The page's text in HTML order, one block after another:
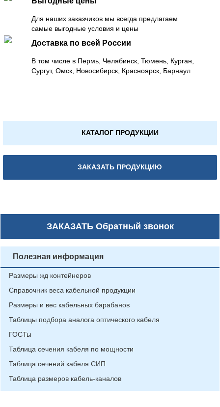
Для наших заказчиков мы всегда предлагаем
самые выгодные условия и цены
Доставка по всей России
В том числе в Пермь, Челябинск, Тюмень, Курган,
Сургут, Омск, Новосибирск, Красноярск, Барнаул
КАТАЛОГ ПРОДУКЦИИ
ЗАКАЗАТЬ ПРОДУКЦИЮ
ЗАКАЗАТЬОбратный звонок
Полезная информация
Размеры жд контейнеров
Справочник веса кабельной продукции
Размеры и вес кабельных барабанов
Таблицы подбора аналога оптического кабеля
ГОСТы
Таблица сечения кабеля по мощности
Таблица сечений кабеля СИП
Таблица размеров кабель-каналов